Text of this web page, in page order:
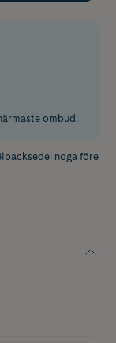
ombud.
noga före